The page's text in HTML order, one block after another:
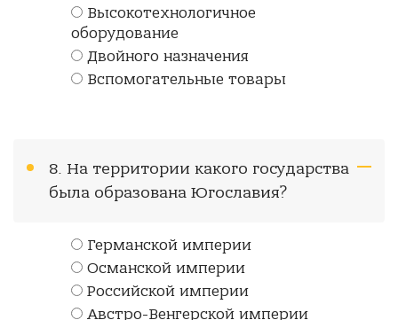
Высокотехнологичное
оборудование
Двойного назначения
Вспомогательные товары
8. На территории какого государства
была образована Югославия?
Германской империи
Османской империи
Российской империи
Австро-Венгерской империи